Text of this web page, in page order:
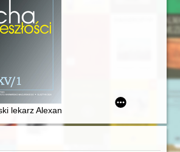
II Rzeczypospolitej (1939-1945) w
: die Historische Kommission für Schlesien
lekarz Alexandru Birkle - członek